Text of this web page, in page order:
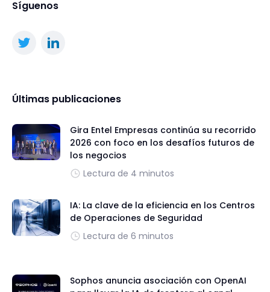
Síguenos
Últimas publicaciones
Gira Entel Empresas continúa su recorrido
2026 con foco en los desafíos futuros de
los negocios
Lectura de 4 minutos
IA: La clave de la eficiencia en los Centros
de Operaciones de Seguridad
Lectura de 6 minutos
Sophos anuncia asociación con OpenAI